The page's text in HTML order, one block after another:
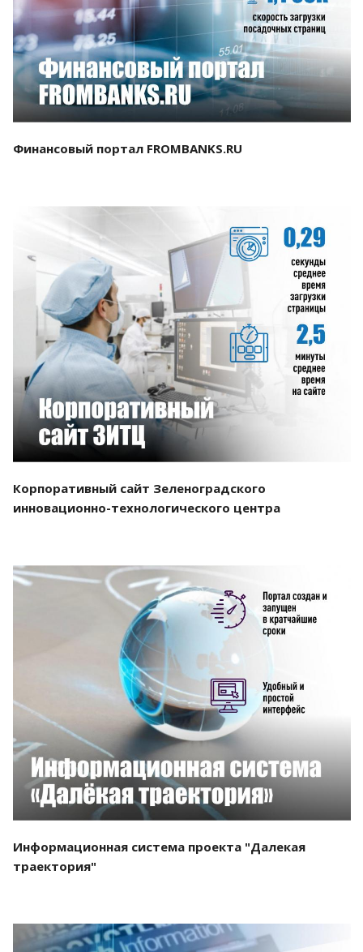
Смотреть проект
Финансовый портал FROMBANKS.RU
Смотреть проект
Корпоративный сайт Зеленоградского
инновационно-технологического центра
Смотреть проект
Информационная система проекта "Далекая
траектория"